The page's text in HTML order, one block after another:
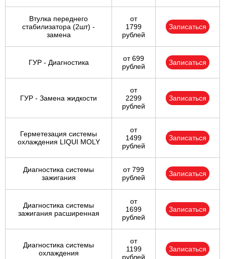
Втулка переднего
стабилизатора (2шт) -
замена
от
1799
рублей
Записаться
ГУР - Диагностика
от 699
рублей
Записаться
ГУР - Замена жидкости
от
2299
рублей
Записаться
Герметезация системы
охлаждения LIQUI MOLY
от
1499
рублей
Записаться
Диагностика системы
зажигания
от 799
рублей
Записаться
Диагностика системы
зажигания расширенная
от
1699
рублей
Записаться
Диагностика системы
охлаждения
от
1199
рублей
Записаться